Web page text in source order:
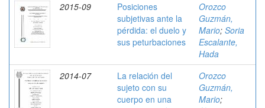
2015-09
Posiciones
subjetivas ante la
pérdida: el duelo y
sus peturbaciones
Orozco
Guzmán,
Mario; Soria
Escalante,
Hada
2014-07
La relación del
sujeto con su
cuerpo en una
Orozco
Guzmán,
Mario;